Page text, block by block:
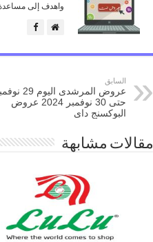
واهدف إلى مساعدة
السابق
عروض المرشدى اليوم 29
حتى 30 نوفمبر 2024 عروض
البوكسنج داى
مقالات مشابهة